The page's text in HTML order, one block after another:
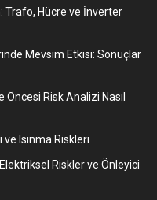
Trafo, Hücre ve İnverter
Mevsim Etkisi: Sonuçlar
Risk Analizi Nasıl
Isınma Riskleri
Riskler ve Önleyici